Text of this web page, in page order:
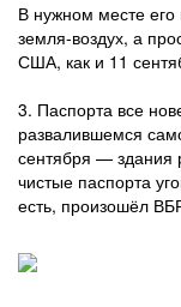
В нужном месте
земля-воздух, а
США, как и 11
3. Паспорта все
развалившемся
сентября —
чистые паспорта
есть, произошёл